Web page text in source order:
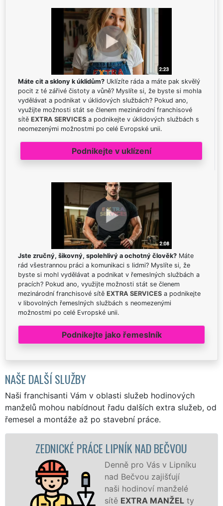
Máte cit a sklony k úklidům? Uklízíte ráda a máte pak skvělý
pocit z té zářivé čistoty a vůně? Myslíte si, že byste si mohla
vydělávat a podnikat v úklidových službách? Pokud ano,
využijte možnosti stát se členem mezinárodní franchisové
sítě EXTRA SERVICES a podnikejte v úklidových službách s
neomezenými možnostmi po celé Evropské unii.
Podnikejte v uklízení
Jste zručný, šikovný, spolehlivý a ochotný člověk? Máte
rád všestrannou práci a komunikaci s lidmi? Myslíte si, že
byste si mohl vydělávat a podnikat v řemeslných službách a
pracích? Pokud ano, využijte možnosti stát se členem
mezinárodní franchisové sítě EXTRA SERVICES a podnikejte
v libovolných řemeslných službách s neomezenými
možnostmi po celé Evropské unii.
Podnikejte jako řemeslník
NAŠE DALŠÍ SLUŽBY
Naši franchisanti Vám v oblasti služeb hodinových
manželů mohou nabídnout řadu dalších extra služeb, od
řemesel a montáže až po stavební práce.
PRÁCE LIPNÍK NAD BEČVOU
Denně pro Vás v Lipníku
nad Bečvou zajišťují
naši hodinoví manželé
sítěEXTRA MANŽELty